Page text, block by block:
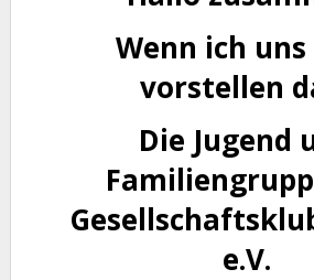
Wenn ich
vorstellen
Die Jugend
e.V.